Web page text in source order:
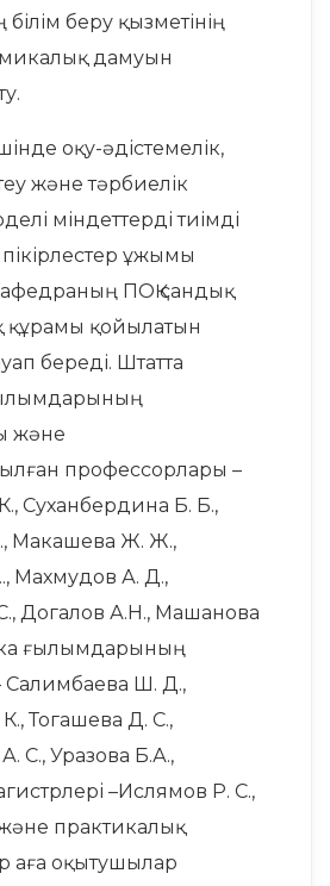
беру қызметінің
дамуын
оқу-әдістемелік,
және тәрбиелік
міндеттерді тиімді
ұжымы
ПОҚ сандық
құрамы қойылатын
береді. Штатта
және
профессорлары –
Суханбердина Б. Б.,
Макашева Ж. Ж.,
Махмудов А. Д.,
Догалов А.Н., Машанова
ғылымдарының
Салимбаева Ш. Д.,
Тогашева Д. С.,
С., Уразова Б.А.,
–Ислямов Р. С.,
практикалық
аға оқытушылар